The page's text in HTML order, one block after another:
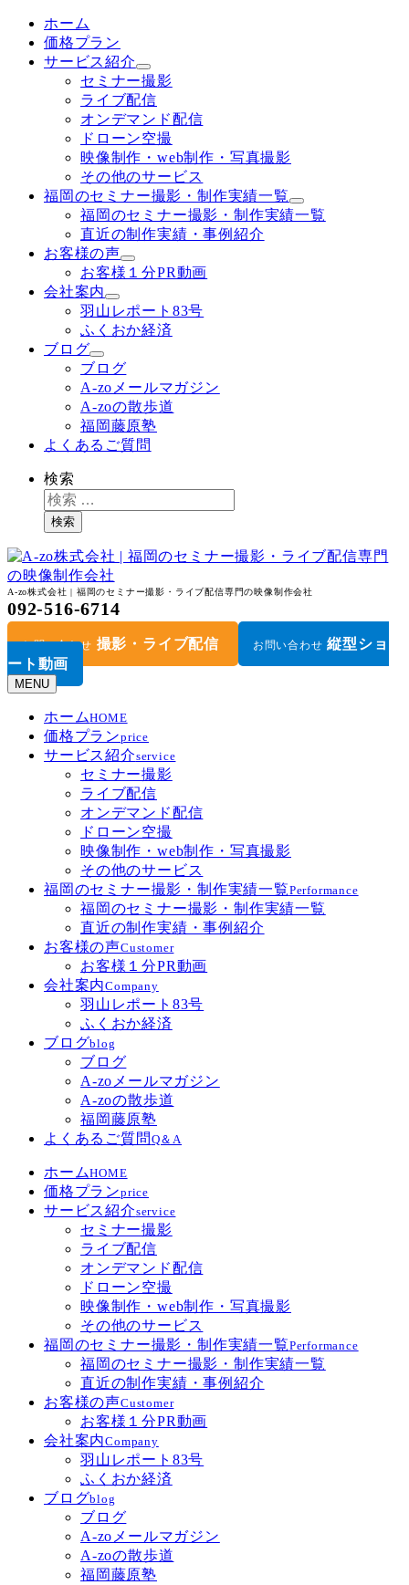
ホーム
価格プラン
サービス紹介
セミナー撮影
ライブ配信
オンデマンド配信
ドローン空撮
映像制作・web制作・写真撮影
その他のサービス
福岡のセミナー撮影・制作実績一覧
福岡のセミナー撮影・制作実績一覧
直近の制作実績・事例紹介
お客様の声
お客様１分PR動画
会社案内
羽山レポート83号
ふくおか経済
ブログ
ブログ
A-zoメールマガジン
A-zoの散歩道
福岡藤原塾
よくあるご質問
検索
検索
A-zo株式会社 | 福岡のセミナー撮影・ライブ配信専門の映像制作会社
092-516-6714
お問い合わせ 撮影・ライブ配信 お問い合わせ 縦型ショ
ート動画
MENU
ホームHOME
価格プランprice
サービス紹介service
セミナー撮影
ライブ配信
オンデマンド配信
ドローン空撮
映像制作・web制作・写真撮影
その他のサービス
福岡のセミナー撮影・制作実績一覧Performance
福岡のセミナー撮影・制作実績一覧
直近の制作実績・事例紹介
お客様の声Customer
お客様１分PR動画
会社案内Company
羽山レポート83号
ふくおか経済
ブログblog
ブログ
A-zoメールマガジン
A-zoの散歩道
福岡藤原塾
よくあるご質問 Q＆A
ホームHOME
価格プランprice
サービス紹介service
セミナー撮影
ライブ配信
オンデマンド配信
ドローン空撮
映像制作・web制作・写真撮影
その他のサービス
福岡のセミナー撮影・制作実績一覧Performance
福岡のセミナー撮影・制作実績一覧
直近の制作実績・事例紹介
お客様の声Customer
お客様１分PR動画
会社案内Company
羽山レポート83号
ふくおか経済
ブログblog
ブログ
A-zoメールマガジン
A-zoの散歩道
福岡藤原塾